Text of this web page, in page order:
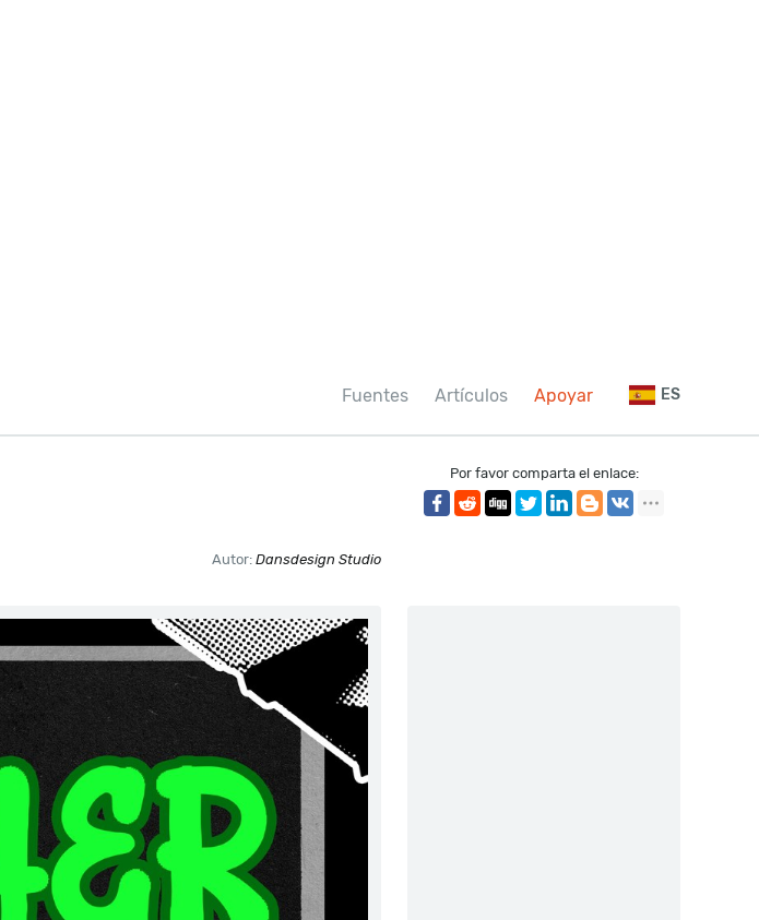
Fuentes Artículos Apoyar ES
Autor: Dansdesign Studio
Por favor comparta el enlace: